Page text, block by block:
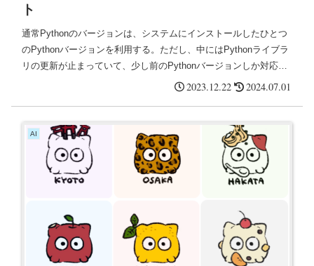
ト
通常Pythonのバージョンは、システムにインストールしたひとつ
のPythonバージョンを利用する。ただし、中にはPythonライブラ
リの更新が止まっていて、少し前のPythonバージョンしか対応し
ていないライブラリも存在する。その場合、そのPythonライブラ
2023.12.22 2024.07.01
AI